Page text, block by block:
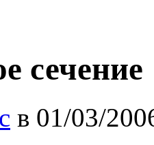
сечение
в 01/03/